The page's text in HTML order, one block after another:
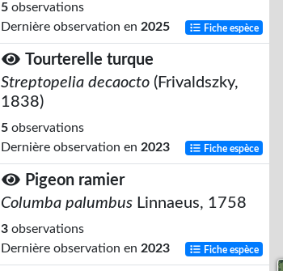
5 observations
Dernière observation en 2025 Fiche espèce
Tourterelle turque
Streptopelia decaocto (Frivaldszky,
1838)
5 observations
Dernière observation en 2023 Fiche espèce
Pigeon ramier
Columba palumbus Linnaeus, 1758
3 observations
Dernière observation en 2023 Fiche espèce